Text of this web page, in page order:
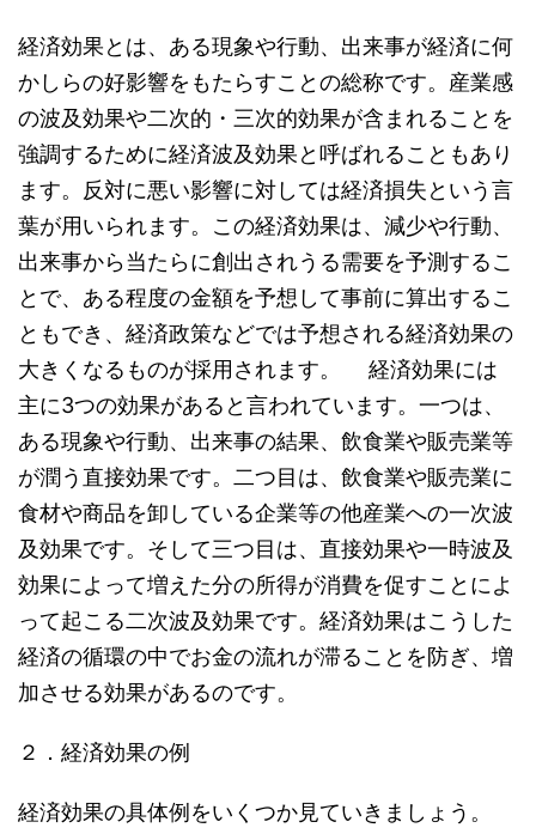
経済効果とは、ある現象や行動、出来事が経済に何
かしらの好影響をもたらすことの総称です。産業感
の波及効果や二次的・三次的効果が含まれることを
強調するために経済波及効果と呼ばれることもあり
ます。反対に悪い影響に対しては経済損失という言
葉が用いられます。この経済効果は、減少や行動、
出来事から当たらに創出されうる需要を予測するこ
とで、ある程度の金額を予想して事前に算出するこ
ともでき、経済政策などでは予想される経済効果の
大きくなるものが採用されます。 経済効果には
主に3つの効果があると言われています。一つは、
ある現象や行動、出来事の結果、飲食業や販売業等
が潤う直接効果です。二つ目は、飲食業や販売業に
食材や商品を卸している企業等の他産業への一次波
及効果です。そして三つ目は、直接効果や一時波及
効果によって増えた分の所得が消費を促すことによ
って起こる二次波及効果です。経済効果はこうした
経済の循環の中でお金の流れが滞ることを防ぎ、増
加させる効果があるのです。
２．経済効果の例
経済効果の具体例をいくつか見ていきましょう。